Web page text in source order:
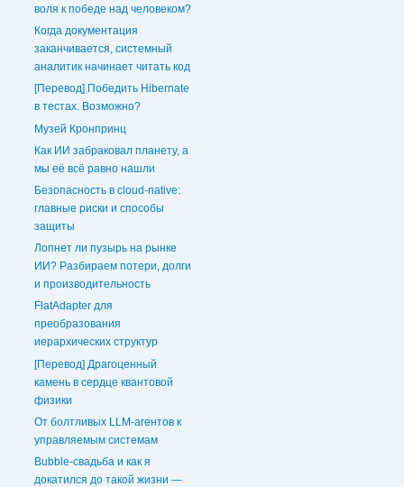
воля к победе над человеком?
Когда документация
заканчивается, системный
аналитик начинает читать код
[Перевод] Победить Hibernate
в тестах. Возможно?
Музей Кронпринц
Как ИИ забраковал планету, а
мы её всё равно нашли
Безопасность в cloud-native:
главные риски и способы
защиты
Лопнет ли пузырь на рынке
ИИ? Разбираем потери, долги
и производительность
FlatAdapter для
преобразования
иерархических структур
[Перевод] Драгоценный
камень в сердце квантовой
физики
От болтливых LLM-агентов к
управляемым системам
Bubble-свадьба и как я
докатился до такой жизни —